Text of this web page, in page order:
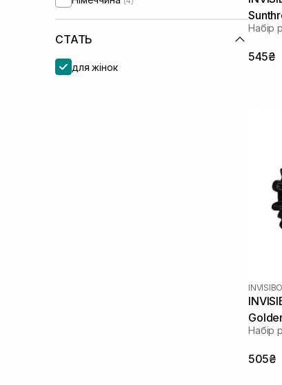
СТАТЬ
для жінок
Набір
545₴
Набір
505₴